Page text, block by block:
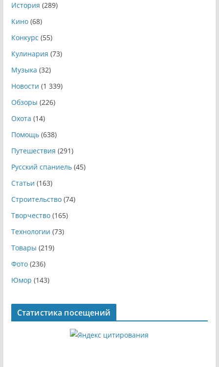
История (289)
Кино(68)
Конкурс (55)
Кулинария (73)
Музыка (32)
Новости (1 339)
Обзоры (226)
Охота (14)
Помощь(638)
Путешествия (291)
Русский спаниель(45)
Статьи (163)
Строительство(74)
Творчество(165)
Технологии (73)
Товары (219)
Фото(236)
Юмор (143)
Статистика посещений